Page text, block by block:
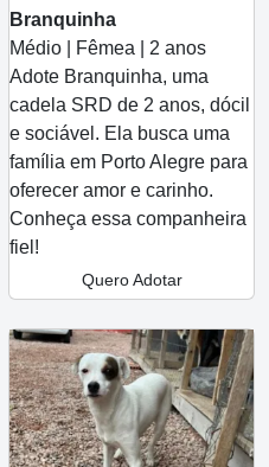
Branquinha
Médio | Fêmea | 2 anos
Adote Branquinha, uma
cadela SRD de 2 anos, dócil
e sociável. Ela busca uma
família em Porto Alegre para
oferecer amor e carinho.
Conheça essa companheira
fiel!
Quero Adotar